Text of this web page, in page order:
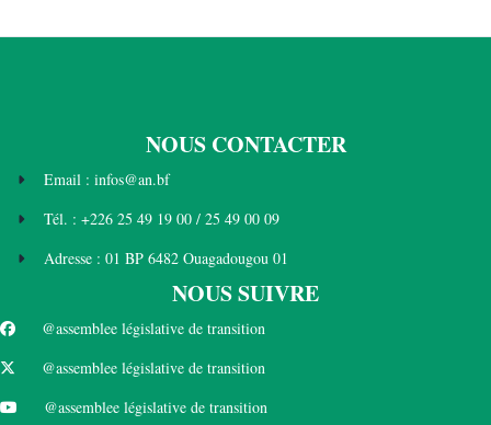
NOUS CONTACTER
Email : infos@an.bf
Tél. : +226 25 49 19 00 / 25 49 00 09
Adresse : 01 BP 6482 Ouagadougou 01
NOUS SUIVRE
@assemblee législative de transition
@assemblee législative de transition
@assemblee législative de transition